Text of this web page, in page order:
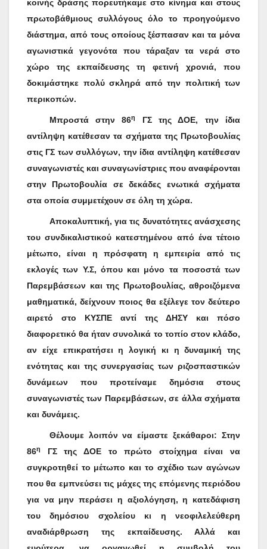
κοινής δράσης πορευτήκαμε στο κίνημα και στους
πρωτοβάθμιους συλλόγους όλο το προηγούμενο
διάστημα, από τους οποίους ξέσπασαν και τα μόνα
αγωνιστικά γεγονότα που τάραξαν τα νερά στο
χώρο της εκπαίδευσης τη φετινή χρονιά, που
δοκιμάστηκε πολύ σκληρά από την πολιτική των
περικοπών.
Μπροστά στην 86η
ΓΣ της ΔΟΕ, την ίδια
αντίληψη κατέθεσαν τα σχήματα της Πρωτοβουλίας
στις ΓΣ των συλλόγων, την ίδια αντίληψη κατέθεσαν
συναγωνιστές και συναγωνίστριες που αναφέρονται
στην Πρωτοβουλία σε δεκάδες ενωτικά σχήματα
στα οποία συμμετέχουν σε όλη τη χώρα.
Αποκαλυπτική, για τις δυνατότητες ανάσχεσης
του συνδικαλιστικού κατεστημένου από ένα τέτοιο
μέτωπο, είναι η πρόσφατη η εμπειρία από τις
εκλογές των Υ.Σ, όπου και μόνο τα ποσοστάτων
Παρεμβάσεων και της Πρωτοβουλίας, αθροιζόμενα
μαθηματικά, δείχνουν ποιος θα εξέλεγε τον δεύτερο
αιρετό στο ΚΥΣΠΕ αντί της ΔΗΣΥ και πόσο
διαφορετικό θα ήταν συνολικά το τοπίο στον κλάδο,
αν είχε επικρατήσει η λογική κι η δυναμική της
ενότητας και της συνεργασίας των ριζοσπαστικών
δυνάμεων που προτείναμε δημόσια στους
συναγωνιστές των Παρεμβάσεων, σε άλλα σχήματα
και δυνάμεις.
Θέλουμε λοιπόν να είμαστε ξεκάθαροι: Στην
86η
ΓΣ της ΔΟΕ το πρώτο στοίχημα είναι να
συγκροτηθεί το μέτωπο και το σχέδιο των αγώνων
που θα εμπνεύσει τις μάχες της επόμενης περιόδου
για να μην περάσει η αξιολόγηση, η κατεδάφιση
του δημόσιου σχολείου κι η νεοφιλελεύθερη
αναδιάρθρωση της εκπαίδευσης. Αλλά και